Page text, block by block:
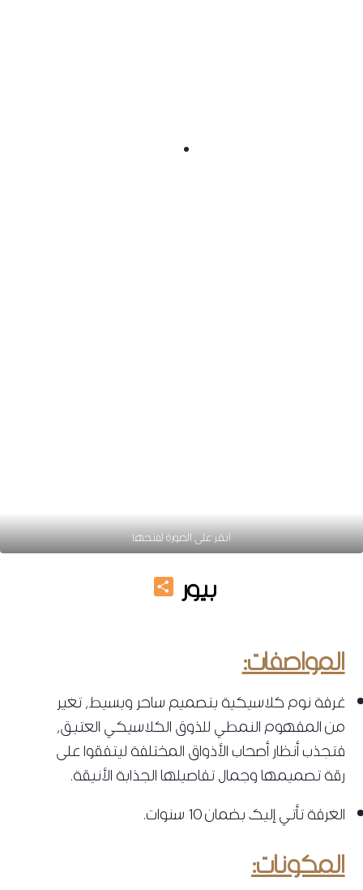
انقر على الصورة لفتحها
بيور
المواصفات:
غرفة نوم كلاسيكية بتصميم ساحر وبسيط، تغير
من المفهوم النمطي للذوق الكلاسيكي العتيق،
فتجذب أنظار أصحاب الأذواق المختلفة ليتفقوا على
رقة تصميمها وجمال تفاصيلها الجذابة الأنيقة.
الغرفة تأتي إليك بضمان 10 سنوات.
المكونات: